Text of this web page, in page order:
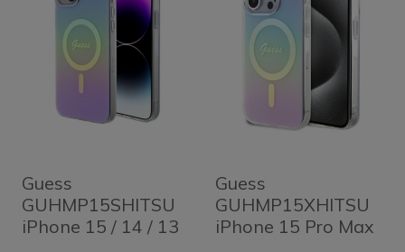
Guess
GUHMP15SHITSU
iPhone 15 / 14 / 13
Guess
GUHMP15XHITSU
iPhone 15 Pro Max